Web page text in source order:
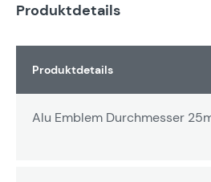
Produktdetails
Produktdetails
Alu Emblem Durchmesser